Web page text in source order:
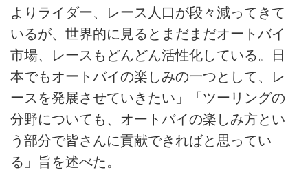
よりライダー、レース人口が段々減ってきて
いるが、世界的に見るとまだまだオートバイ
市場、レースもどんどん活性化している。日
本でもオートバイの楽しみの一つとして、レ
ースを発展させていきたい」「ツーリングの
分野についても、オートバイの楽しみ方とい
う部分で皆さんに貢献できればと思ってい
る」旨を述べた。